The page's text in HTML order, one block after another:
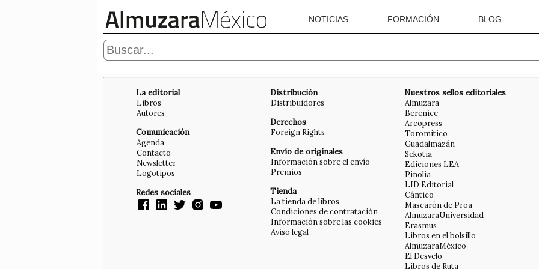
NOTICIAS FORMACIÓN BLOG
La editorial
Libros
Autores
Comunicación
Agenda
Contacto
Newsletter
Logotipos
Redes sociales
Distribución
Distribuidores
Derechos
Foreign Rights
Envío de originales
Información sobre el envío
Premios
Tienda
La tienda de libros
Condiciones de contratación
Información sobre las cookies
Aviso legal
Nuestros sellos editoriales
Almuzara
Berenice
Arcopress
Toromítico
Guadalmazán
Sekotia
Ediciones LEA
Pinolia
LID Editorial
Cántico
Mascarón de Proa
AlmuzaraUniversidad
Erasmus
Libros en el bolsillo
AlmuzaraMéxico
El Desvelo
Libros de Ruta